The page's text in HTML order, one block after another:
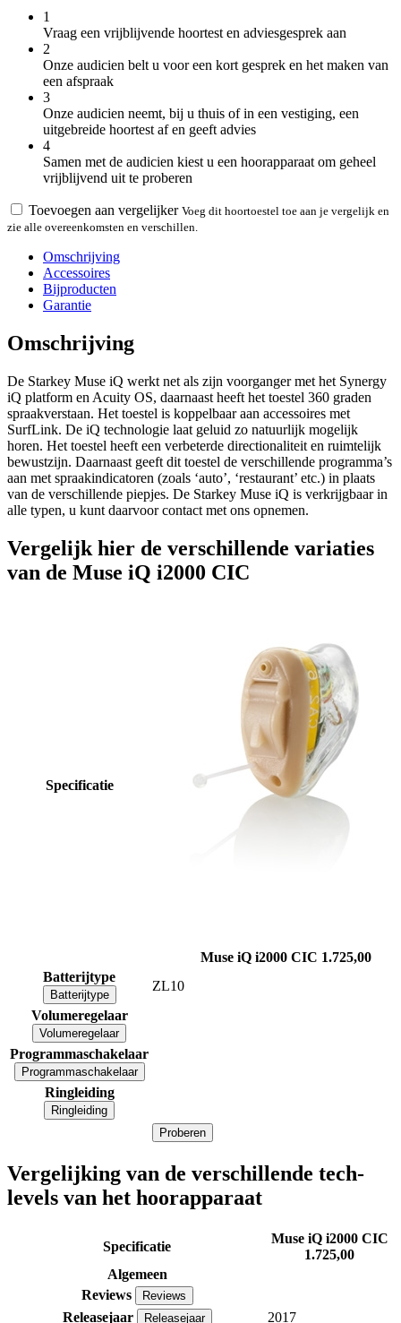
1
Vraag een vrijblijvende hoortest en adviesgesprek aan
2
Onze audicien belt u voor een kort gesprek en het maken van
een afspraak
3
Onze audicien neemt, bij u thuis of in een vestiging, een
uitgebreide hoortest af en geeft advies
4
Samen met de audicien kiest u een hoorapparaat om geheel
vrijblijvend uit te proberen
Toevoegen aan vergelijker Voeg dit hoortoestel toe aan je vergelijk en
zie alle overeenkomsten en verschillen.
Omschrijving
Accessoires
Bijproducten
Garantie
Omschrijving
De Starkey Muse iQ werkt net als zijn voorganger met het Synergy
iQ platform en Acuity OS, daarnaast heeft het toestel 360 graden
spraakverstaan. Het toestel is koppelbaar aan accessoires met
SurfLink. De iQ technologie laat geluid zo natuurlijk mogelijk
horen. Het toestel heeft een verbeterde directionaliteit en ruimtelijk
bewustzijn. Daarnaast geeft dit toestel de verschillende programma’s
aan met spraakindicatoren (zoals ‘auto’, ‘restaurant’ etc.) in plaats
van de verschillende piepjes. De Starkey Muse iQ is verkrijgbaar in
alle typen, u kunt daarvoor contact met ons opnemen.
Vergelijk hier de verschillende variaties
van de Muse iQ i2000 CIC
Specificatie
Muse iQ i2000 CIC 1.725,00
Batterijtype
Batterijtype
ZL10
Volumeregelaar
Volumeregelaar
Programmaschakelaar
Programmaschakelaar
Ringleiding
Ringleiding
Proberen
Vergelijking van de verschillende tech-
levels van het hoorapparaat
Specificatie
Muse iQ i2000 CIC
1.725,00
Algemeen
Reviews
Reviews
Releasejaar Releasejaar
2017